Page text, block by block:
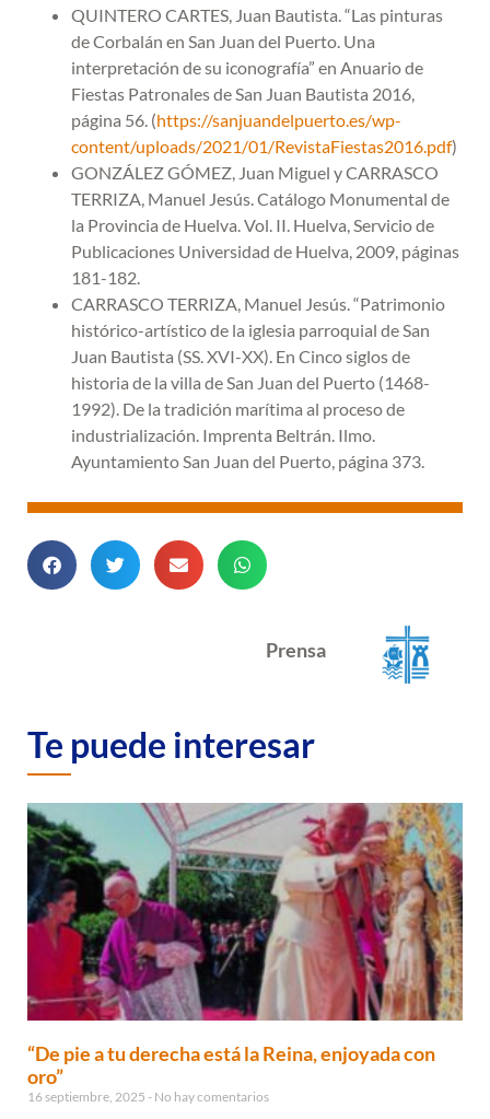
QUINTERO CARTES, Juan Bautista. “Las pinturas
de Corbalán en San Juan del Puerto. Una
interpretación de su iconografía” en Anuario de
Fiestas Patronales de San Juan Bautista 2016,
página 56. (https://sanjuandelpuerto.es/wp-
content/uploads/2021/01/RevistaFiestas2016.pdf)
GONZÁLEZ GÓMEZ, Juan Miguel y CARRASCO
TERRIZA, Manuel Jesús. Catálogo Monumental de
la Provincia de Huelva. Vol. II. Huelva, Servicio de
Publicaciones Universidad de Huelva, 2009, páginas
181-182.
CARRASCO TERRIZA, Manuel Jesús. “Patrimonio
histórico-artístico de la iglesia parroquial de San
Juan Bautista (SS. XVI-XX). En Cinco siglos de
historia de la villa de San Juan del Puerto (1468-
1992). De la tradición marítima al proceso de
industrialización. Imprenta Beltrán. Ilmo.
Ayuntamiento San Juan del Puerto, página 373.
Prensa
Te puede interesar
“De pie a tu derecha está la Reina, enjoyada con
oro”
16 septiembre, 2025 No hay comentarios